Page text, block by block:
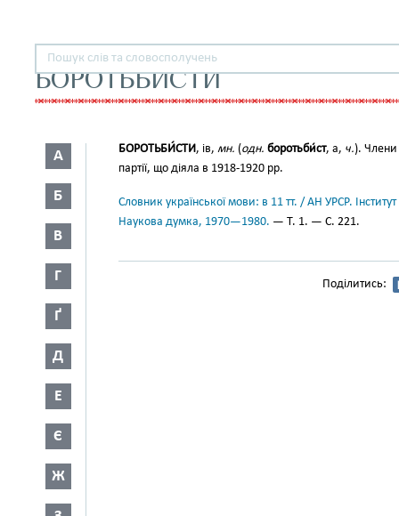
БОРОТЬБИСТИ
А
Б
В
Г
Ґ
Д
Е
Є
Ж
БОРОТЬБИ́СТИ, ів, мн. (одн. боротьби́ст, а, ч.). Члени
партії, що діяла в 1918-1920 рр.
Словник української мови: в 11 тт. / АН УРСР.
Наукова думка, 1970—1980. — Т. 1. — С. 221.
Поділитись: